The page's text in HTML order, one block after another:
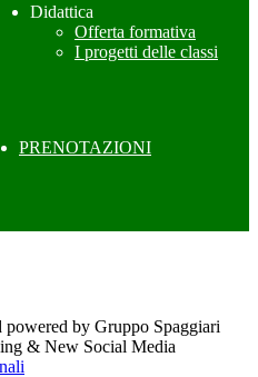
Didattica
Offerta formativa
I progetti delle classi
PRENOTAZIONI
by Gruppo Spaggiari
& New Social Media